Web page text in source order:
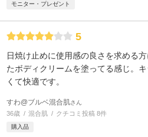
モニター・プレゼント
5
日焼け止めに使用感の良さを求める
たボディクリームを塗ってる感じ。
くて快適です。
すわ@ブルベ混合肌さん
36歳 混合肌 クチコミ投稿 8件
購入品